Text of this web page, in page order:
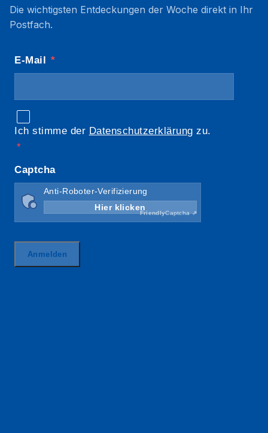
Die wichtigsten Entdeckungen der Woche direkt in Ihr
Postfach.